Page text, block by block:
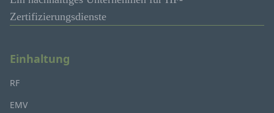
Zertifizierungsdienste
Einhaltung
RF
EMV